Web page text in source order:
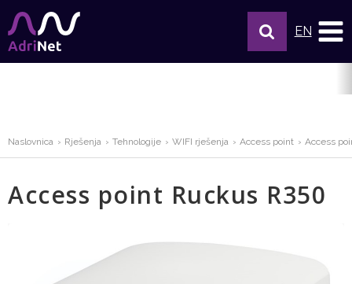
EN
Naslovnica Rješenja Tehnologije WIFI rješenja Access point Access
Access point Ruckus R350